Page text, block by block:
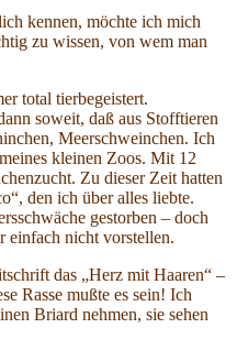
kennen, möchte ich mich
zu wissen, von wem man
total tierbegeistert.
soweit, daß aus Stofftieren
Meerschweinchen. Ich
kleinen Zoos. Mit 12
Zu dieser Zeit hatten
den ich über alles liebte.
gestorben – doch
einfach nicht vorstellen.
das „Herz mit Haaren“ –
Rasse mußte es sein! Ich
Briard nehmen, sie sehen